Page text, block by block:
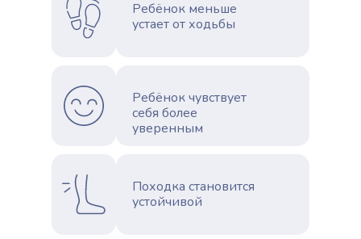
Ребёнок меньше
устает от ходьбы
Ребёнок чувствует
себя более
уверенным
Походка становится
устойчивой